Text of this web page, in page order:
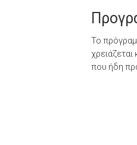
Το
που ήδη